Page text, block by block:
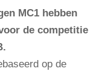
MC1 hebben
de competitie
op de